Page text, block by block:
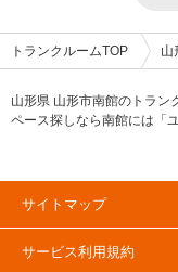
トランクルームTOP 山
山形県 山形市南館のトラン
ペース探しなら南館には「
借りたい地域から探して、
出し入れ可能などの希望条
の収納スペースを簡単に探
るトランクルームを見つけ
サイトマップ
サービス利用規約